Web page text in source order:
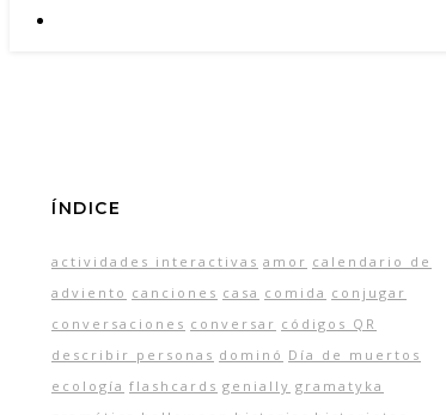
ÍNDICE
actividades interactivas amor calendario de
adviento canciones casa comida conjugar
conversaciones conversar códigos QR
describir personas dominó Día de muertos
ecología flashcards genially gramatyka